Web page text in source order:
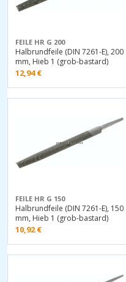
FEILE HR G 200
Halbrundfeile (DIN 7261-E), 200
mm, Hieb 1 (grob-bastard)
12,94€
FEILE HR G 150
Halbrundfeile (DIN 7261-E), 150
mm, Hieb 1 (grob-bastard)
10,92€